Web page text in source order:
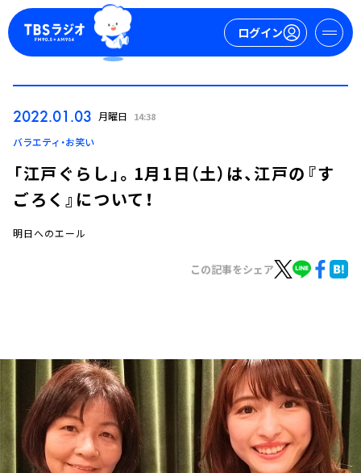
ログイン
ログイン
お知らせ
イベント・グッズ
YouTube
会社情報
2022.01.03 月曜日 14:38
バラエティ・お笑い
「江戸ぐらし」。1月1日（土）は、江戸の『す
ごろく』について！
明日へのエール
この記事をシェア